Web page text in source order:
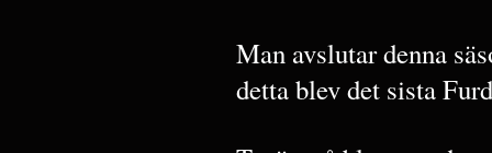
Man avslutar denna
detta blev det sista